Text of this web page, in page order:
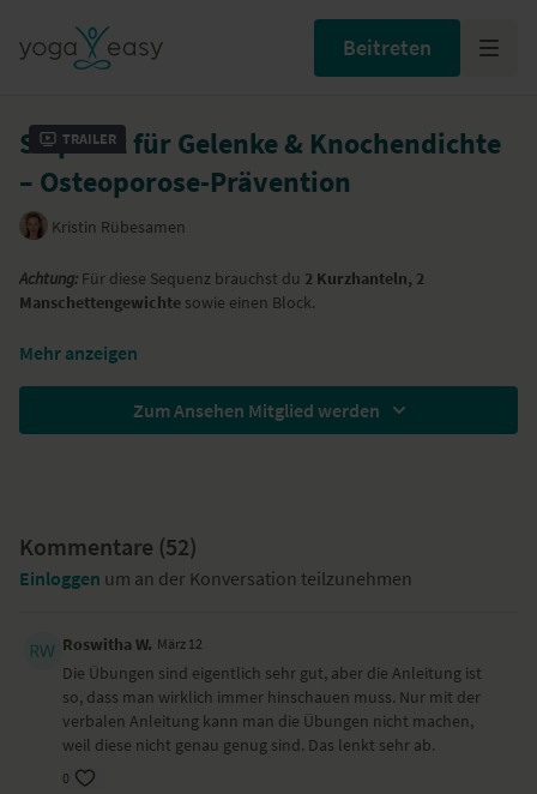
Beitreten
Trailer
Sequenz für Gelenke & Knochendichte
– Osteoporose-Prävention
Kristin Rübesamen
Achtung: Für diese Sequenz brauchst du 2 Kurzhanteln, 2
Manschettengewichte sowie einen Block.
In diesem Video ...
... aktivierst du deine Muskulatur und sorgst so für deine
Vierfüßlerstand – mit Arm- und Beinbewegungen
herabschauender Hund – Adho Mukha Svanasana
tiefe Hocke – Malasana
Seitstütz mit Manschettengewichten – Vasisthasna
hoher Ausfallschritt mit Manschettengewichten – Alansana
Balance auf einem Bein mit Manschettengewichten
Schulterbrücke mit Beingewichten – Setu Bandhasana
Springen und Rückenrollen
halber Schulterstand – Viparita Karani mit Block
Schlussentspannung – Shavasana
Mehr anzeigen
Zum Ansehen Mitglied werden
Kommentare (52)
Einloggen um an der Konversation teilzunehmen
Roswitha W. März 12
Die Übungen sind eigentlich sehr gut, aber die Anleitung ist
so, dass man wirklich immer hinschauen muss. Nur mit der
verbalen Anleitung kann man die Übungen nicht machen,
weil diese nicht genau genug sind. Das lenkt sehr ab.
0